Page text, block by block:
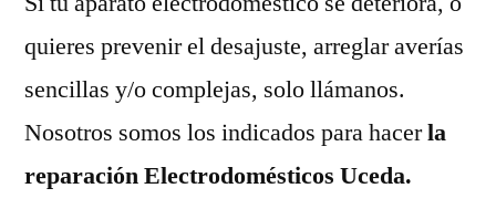
quieres prevenir el desajuste, arreglar averías
sencillas y/o complejas, solo llámanos.
Nosotros somos los indicados para hacerla
reparación Electrodomésticos Uceda.